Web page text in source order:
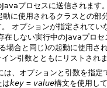
プロセスに送信されます。
動に使用されるクラスとの部
オプションが指定されてい
しない実行中のJavaプロセ
場合と同じ)の起動に使用さ
ン引数とともにリストされま
は、オプションと引数を指定
はkey = value構文を使用し